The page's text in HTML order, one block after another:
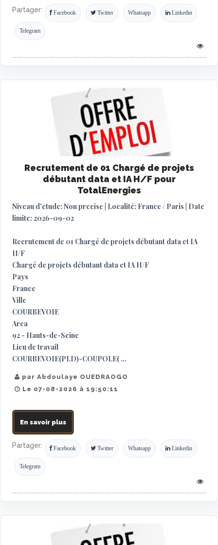
Partager: Facebook Twitter Whatsapp Linkedin
Telegram
Recrutement de 01 Chargé de projets
débutant data et IA H/F pour
TotalEnergies
Niveau d'etude: Non precise | Localité: France / Paris | Date
limite: 2026-09-02
Recrutement de 01 Chargé de projets débutant data et IA
H/F
Chargé de projets débutant data et IA H/F
Pays
France
Ville
COURBEVOIE
Area
92 - Hauts-de-Seine
Lieu de travail
COURBEVOIE(PLD)-COUPOLE( ...
par Abdoulaye OUEDRAOGO
Le 07-08-2026 à 19:50:11
En savoir plus
Partager: Facebook Twitter Whatsapp Linkedin
Telegram